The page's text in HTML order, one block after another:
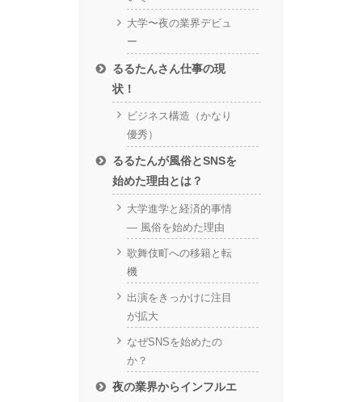
大学〜夜の業界デビュ
ー
るるたんさん仕事の現
状！
ビジネス構造（かなり
優秀）
るるたんが風俗とSNSを
始めた理由とは？
大学進学と経済的事情
― 風俗を始めた理由
歌舞伎町への移籍と転
機
出演をきっかけに注目
が拡大
なぜSNSを始めたの
か？
夜の業界からインフルエ